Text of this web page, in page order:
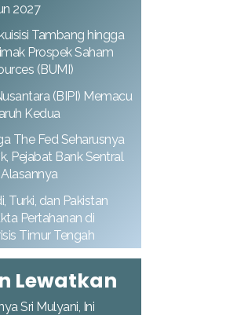
2027
Tambang hingga
Prospek Saham
(BUMI)
(BIPI) Memacu
Kedua
The Fed Seharusnya
Pejabat Bank Sentral
Turki, dan Pakistan
Pertahanan di
Timur Tengah
Lewatkan
Sri Mulyani, Ini